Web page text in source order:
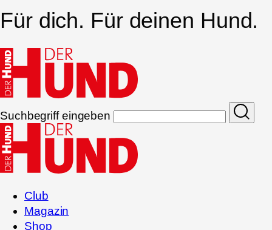
Für dich. Für deinen Hund.
Suchbegriff eingeben
Club
Magazin
Shop